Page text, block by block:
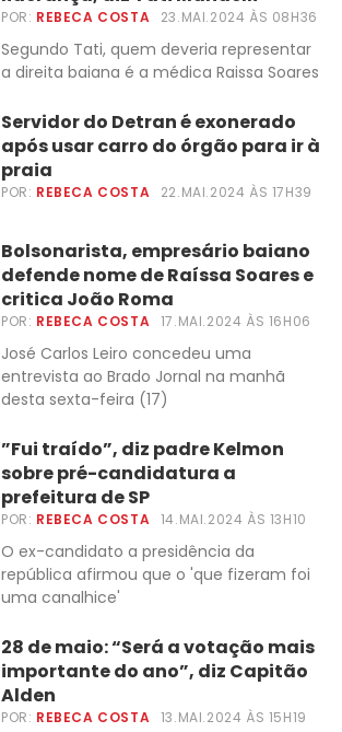
POR: REBECA COSTA 23.MAI.2024 ÀS 08H36
Segundo Tati, quem deveria representar
a direita baiana é a médica Raissa Soares
Servidor do Detran é exonerado
após usar carro do órgão para ir à
praia
POR: REBECA COSTA 22.MAI.2024 ÀS 17H39
Bolsonarista, empresário baiano
defende nome de Raíssa Soares e
critica João Roma
POR: REBECA COSTA 17.MAI.2024 ÀS 16H06
José Carlos Leiro concedeu uma
entrevista ao Brado Jornal na manhã
desta sexta-feira (17)
”Fui traído”, diz padre Kelmon
sobre pré-candidatura a
prefeitura de SP
POR: REBECA COSTA 14.MAI.2024 ÀS 13H10
O ex-candidato a presidência da
república afirmou que o 'que fizeram foi
uma canalhice'
28 de maio: “Será a votação mais
importante do ano”, diz Capitão
Alden
POR: REBECA COSTA 13.MAI.2024 ÀS 15H19